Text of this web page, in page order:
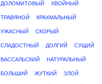
ДОЛОМИТОВЫЙ ХВОЙНЫЙ
ТРАВЯНОЙ КРАХМАЛЬНЫЙ
УЖАСНЫЙ СКОРЫЙ
СЛАДОСТНЫЙ ДОЛГИЙ СУЩИЙ
ВАССАЛЬСКИЙ НАТУРАЛЬНЫЙ
БОЛЬШИЙ ЖУТКИЙ ЗЛОЙ